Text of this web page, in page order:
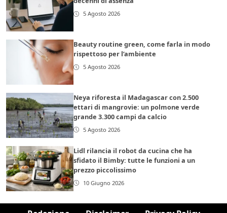
5 Agosto 2026
Beauty routine green, come farla in modo
rispettoso per l’ambiente
5 Agosto 2026
Neya riforesta il Madagascar con 2.500
ettari di mangrovie: un polmone verde
grande 3.300 campi da calcio
5 Agosto 2026
Lidl rilancia il robot da cucina che ha
sfidato il Bimby: tutte le funzioni a un
prezzo piccolissimo
10 Giugno 2026